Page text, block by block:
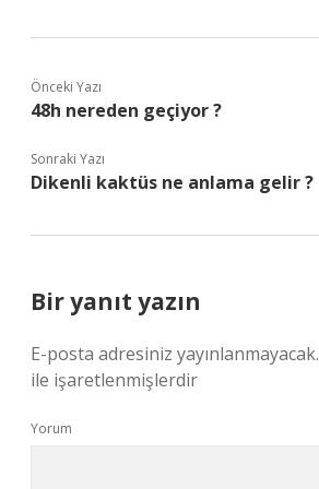
Önceki Yazı
48h nereden geçiyor ?
Sonraki Yazı
Dikenli kaktüs ne anlama gelir ?
Bir yanıt yazın
E-posta adresiniz yayınlanmayacak.
ile işaretlenmişlerdir
Yorum